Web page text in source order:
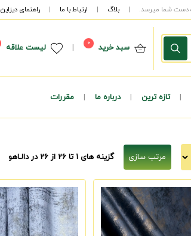
| بلاگ | ارتباط با ما | راهنمای دیزاین
سبد خرید 0
| لیست علاقه
| تازه ترین | درباره ما | مقررات
گزینه های 1 تا 26 از 26 در دالـاهو